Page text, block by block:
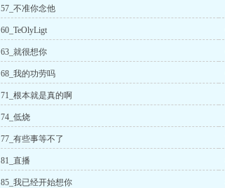
57_不准你念他
60_TeOlyLigt
63_就很想你
68_我的功劳吗
71_根本就是真的啊
74_低烧
77_有些事等不了
81_直播
85_我已经开始想你